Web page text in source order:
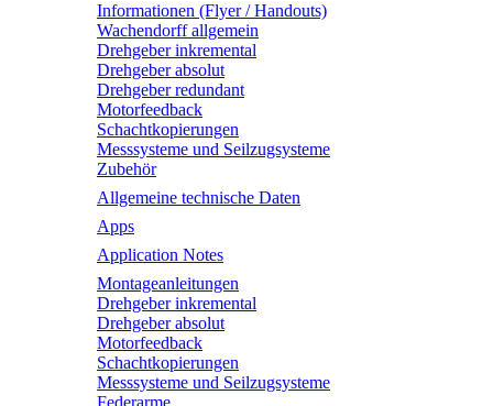
Informationen (Flyer / Handouts)
Wachendorff allgemein
Drehgeber inkremental
Drehgeber absolut
Drehgeber redundant
Motorfeedback
Schachtkopierungen
Messsysteme und Seilzugsysteme
Zubehör
Allgemeine technische Daten
Apps
Application Notes
Montageanleitungen
Drehgeber inkremental
Drehgeber absolut
Motorfeedback
Schachtkopierungen
Messsysteme und Seilzugsysteme
Federarme